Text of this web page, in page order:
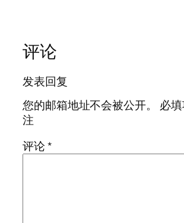
评论
发表回复
您的邮箱地址不会被公开。
必
注
评论*